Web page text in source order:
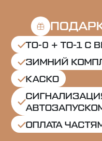
ТО-0 + ТО-1 С
ЗИМНИЙ
КАСКО
ОПЛАТА